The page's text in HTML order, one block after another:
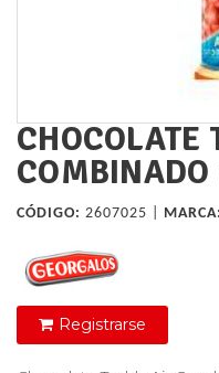
CHOCOLATE
CÓDIGO: 2607025 | MARCA:
Registrarse